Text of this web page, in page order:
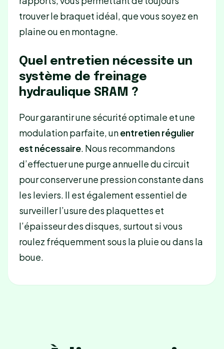
trouver le braquet idéal, que vous soyez en
plaine ou en montagne.
Quel entretien nécessite un
système de freinage
hydraulique SRAM ?
Pour garantir une sécurité optimale et une
modulation parfaite, unentretien régulier
est nécessaire. Nous recommandons
d’effectuer une purge annuelle du circuit
pour conserver une pression constante dans
les leviers. Il est également essentiel de
surveiller l’usure des plaquettes et
l’épaisseur des disques, surtout si vous
roulez fréquemment sous la pluie ou dans la
boue.